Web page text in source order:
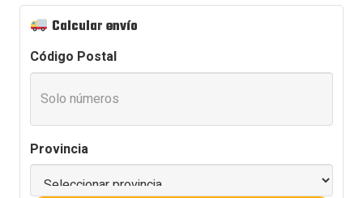
Calcular envío
Código Postal
Provincia